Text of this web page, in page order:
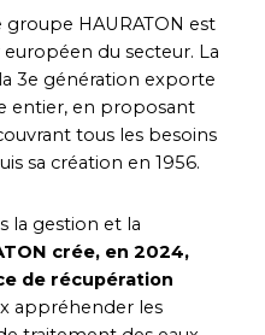
groupe HAURATON est
du secteur. La
3e génération exporte
entier, en proposant
tous les besoins
sa création en 1956.
la gestion et la
crée, en 2024,
de récupération
appréhender les